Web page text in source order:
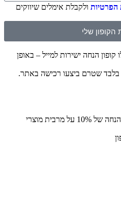
הפרטיות ולקבלת אימלים שיווקים
הקופון שלי
הנחה ישירות למייל – באופן
שטרם ביצעו רכישה באתר.
, מקנים לכם הנחה של 10% על מרבית מוצרי